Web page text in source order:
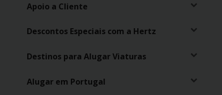
Apoio a Cliente
Descontos Especiais com a Hertz
Destinos para Alugar Viaturas
Alugar em Portugal